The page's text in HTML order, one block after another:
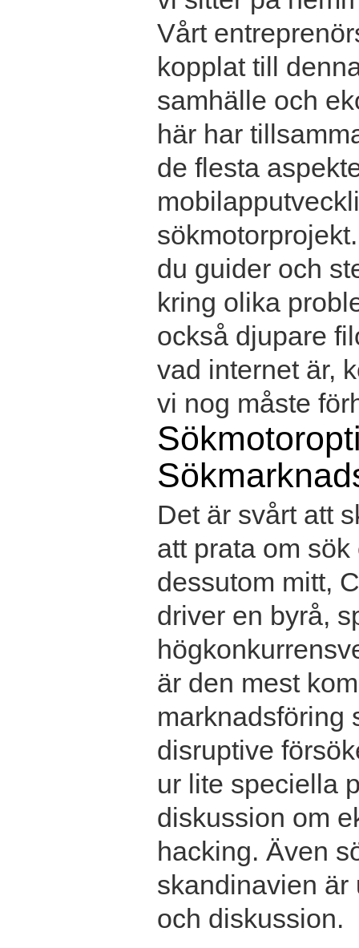
Vårt
kopplat till
samhälle och
här har
de flesta
du guider och
kring olika
också djupare
vad internet är,
vi nog måste
Det är svårt att
att prata om
dessutom mitt,
driver en byrå,
är den mest
marknadsföring
disruptive
ur lite speciella
diskussion om
hacking. Även
skandinavien är
och diskussion.